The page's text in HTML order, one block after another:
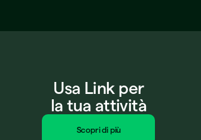
Usa Link per
la tua attività
Scopri di più